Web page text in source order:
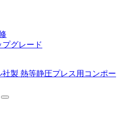
プグレード
製 熱等静圧プレス用コンポー